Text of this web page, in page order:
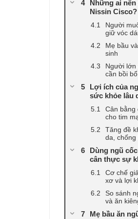
Những ai
Nissin Cisco?
Người
giữ vóc
Mẹ bầu
sinh
Người lớn
cần bồi bổ
Lợi ích của
sức khỏe lâu
Cân bằng
cho tim
Tăng đề
da, chống
Dùng ngũ
cân thực sự
Cơ chế
xơ và lợi
So sánh
và ăn
Mẹ bầu ăn